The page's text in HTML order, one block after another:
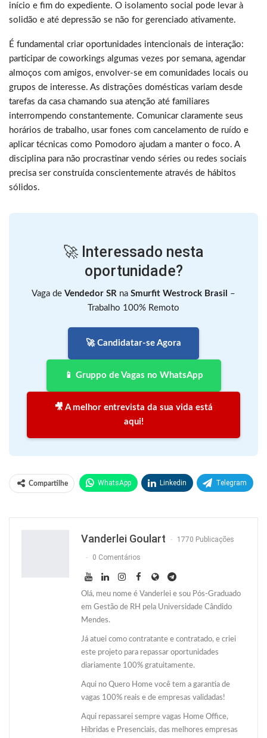
início e fim do expediente. O isolamento social pode levar à
solidão e até depressão se não for gerenciado ativamente.
É fundamental criar oportunidades intencionais de interação:
participar de coworkings algumas vezes por semana, agendar
almoços com amigos, envolver-se em comunidades locais ou
grupos de interesse. As distrações domésticas variam desde
tarefas da casa chamando sua atenção até familiares
interrompendo constantemente. Comunicar claramente seus
horários de trabalho, usar fones com cancelamento de ruído e
aplicar técnicas como Pomodoro ajudam a manter o foco. A
disciplina para não procrastinar vendo séries ou redes sociais
precisa ser construída conscientemente através de hábitos
sólidos.
🚀 Interessado nesta
oportunidade?
Vaga de Vendedor SR na Smurfit Westrock Brasil
–
Trabalho 100% Remoto
🚀 Candidatar-se Agora
📱 Gruppo de Vagas no WhatsApp
🎥 A melhor entrevista da sua vida está
aqui!
Compartilhe WhatsApp Linkedin Telegram
Vanderlei Goulart 1770 Publicações
0 Comentários
Olá, meu nome é Vanderlei e sou Pós-Graduado
em Gestão de RH pela Universidade Cândido
Mendes.
Já atuei como contratante e contratado, e criei
este projeto para repassar oportunidades
diariamente 100% gratuitamente.
Aqui no Quero Home você tem a garantia de
vagas 100% reais e de empresas validadas!
Aqui repassarei sempre vagas Home Office,
Híbridas e Presenciais, das melhores empresas